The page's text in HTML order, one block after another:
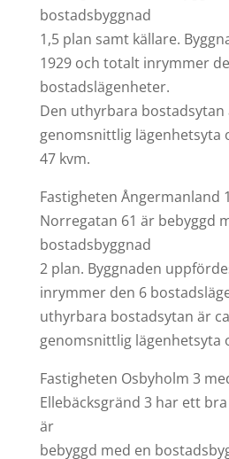
bostadsbyggnad
1,5 plan samt källare.
1929 och totalt inrymmer
bostadslägenheter.
Den uthyrbara bostadsytan
genomsnittlig lägenhetsyta
47 kvm.
Fastigheten Ångermanland
Norregatan 61 är bebyggd
bostadsbyggnad
2 plan. Byggnaden
inrymmer den 6
uthyrbara bostadsytan är
genomsnittlig lägenhetsyta
Fastigheten Osbyholm 3
Ellebäcksgränd 3 har ett
är
bebyggd med en